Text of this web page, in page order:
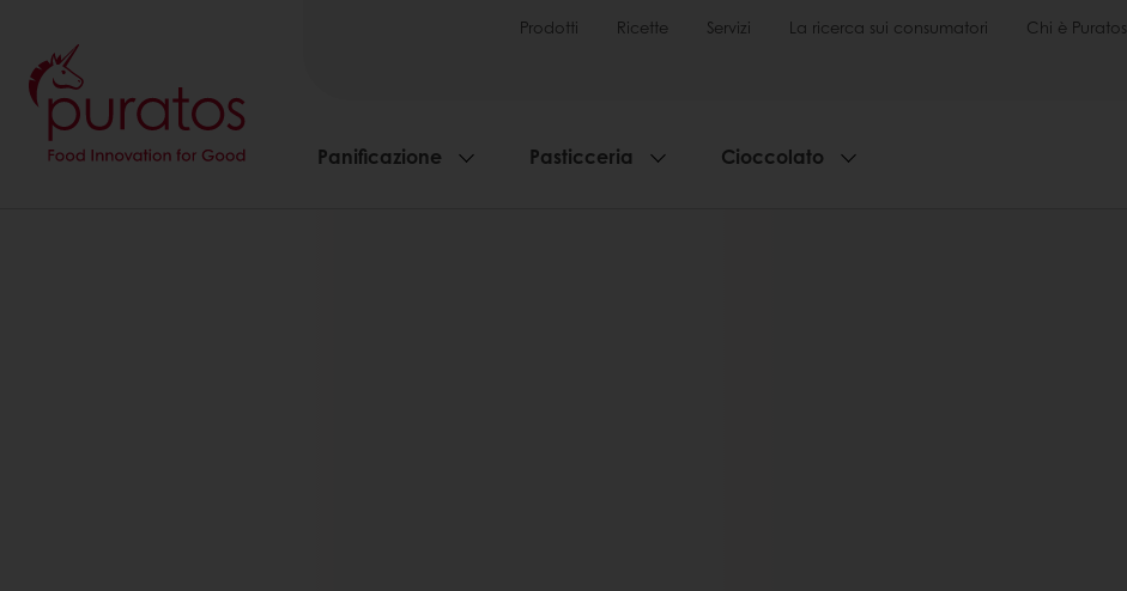
Prodotti Ricette Servizi La ricerca sui consumatori Chi è Puratos
Panificazione Pasticceria Cioccolato